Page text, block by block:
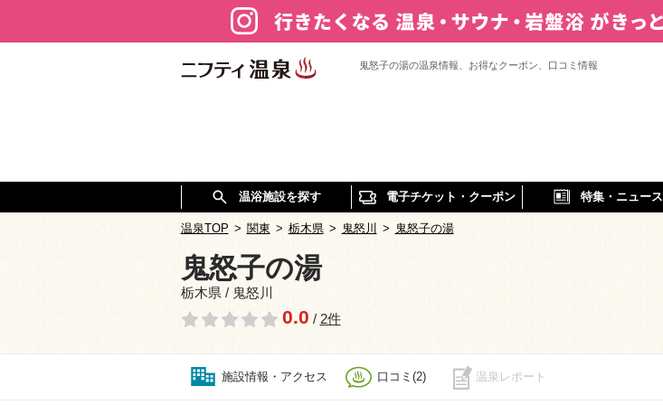
鬼怒子の湯の温泉情報、お得なクーポン、口コミ情報
温浴施設を探す 電子チケット・クーポン 特集・ニュース
温泉TOP > 関東 > 栃木県 > 鬼怒川 > 鬼怒子の湯
鬼怒子の湯
栃木県 / 鬼怒川
0.0 / 2件
施設情報・アクセス 口コミ(2) 温泉レポート